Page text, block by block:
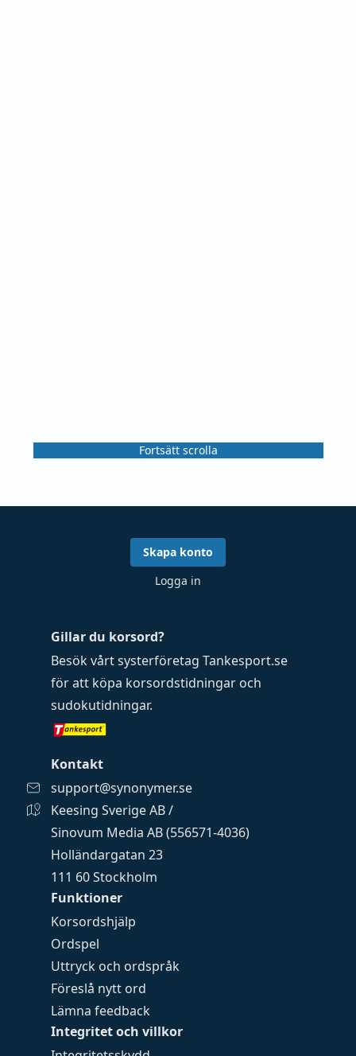
Fortsätt scrolla
Funktioner
Korsordshjälp
Ordspel
Uttryck och ordspråk
Föreslå nytt ord
Lämna feedback
Integritet och villkor
Gillar du korsord?
Besök vårt systerföretag Tankesport.se
för att köpa korsordstidningar och
sudokutidningar.
Kontakt
support@synonymer.se
Keesing Sverige AB /
Sinovum Media AB (556571-4036)
Holländargatan 23
111 60 Stockholm
Skapa konto
Logga in